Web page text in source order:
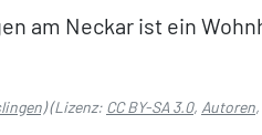
am Neckar ist ein
(Lizenz: CC BY-SA 3.0, Autoren,